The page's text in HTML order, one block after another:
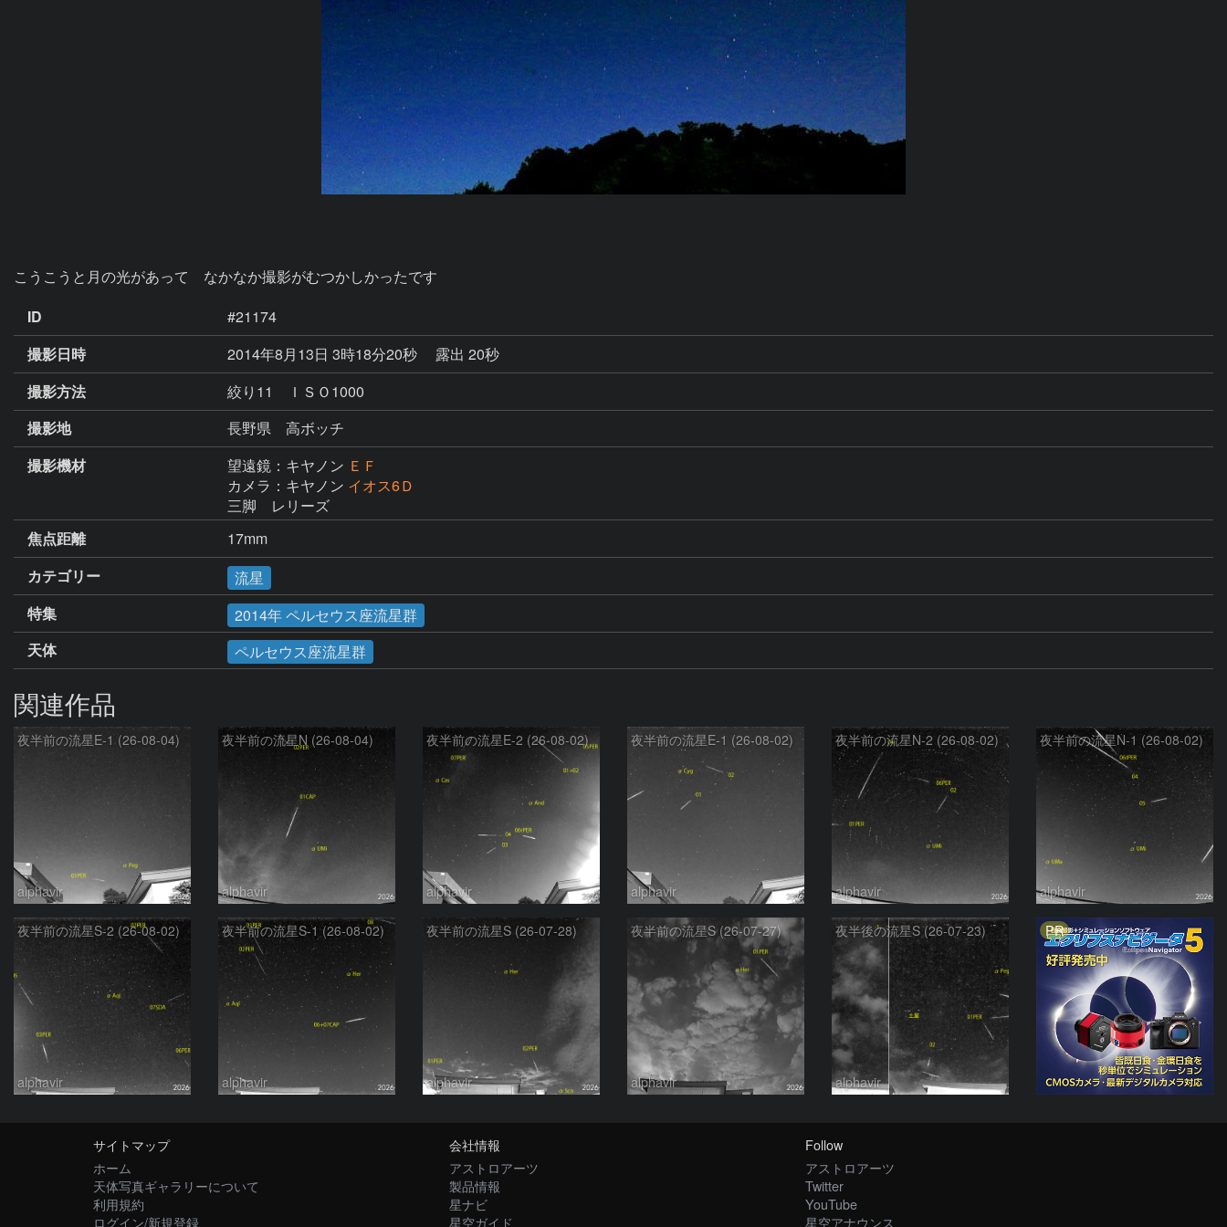
こうこうと月の光があって　なかなか撮影がむつかしかったです
ID
#21174
撮影日時
2014年8月13日 3時18分20秒
露出 20秒
撮影方法
絞り11 ＩＳＯ1000
撮影地
長野県 高ボッチ
撮影機材
望遠鏡：キヤノン ＥＦ
カメラ：キヤノン イオス6Ｄ
三脚　レリーズ
焦点距離
17mm
カテゴリー
流星
特集
2014年 ペルセウス座流星群
天体
ペルセウス座流星群
関連作品
夜半前の流星E-1 (26-08-04)
alphavir
夜半前の流星N (26-08-04)
alphavir
夜半前の流星E-2 (26-08-02)
alphavir
夜半前の流星E-1 (26-08-02)
alphavir
夜半前の流星N-2 (26-08-02)
alphavir
夜半前の流星N-1 (26-08-02)
alphavir
夜半前の流星S-2 (26-08-02)
alphavir
夜半前の流星S-1 (26-08-02)
alphavir
夜半前の流星S (26-07-28)
alphavir
夜半前の流星S (26-07-27)
alphavir
夜半後の流星S (26-07-23)
alphavir
PR
サイトマップ
ホーム
天体写真ギャラリーについて
利用規約
ログイン/新規登録
会社情報
アストロアーツ
製品情報
星ナビ
星空ガイド
Follow
アストロアーツ
Twitter
YouTube
星空アナウンス